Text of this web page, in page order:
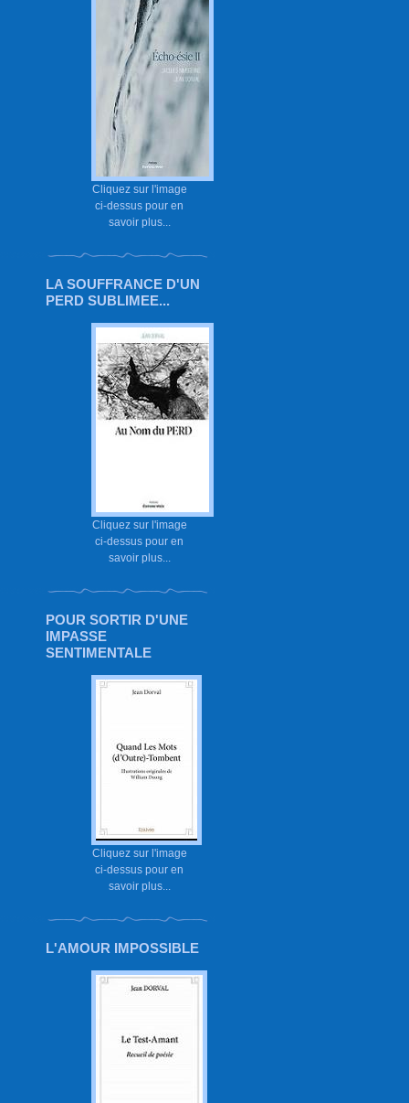
Cliquez sur l'image
ci-dessus pour en
savoir plus...
LA SOUFFRANCE D'UN
PERD SUBLIMEE...
Cliquez sur l'image
ci-dessus pour en
savoir plus...
POUR SORTIR D'UNE
IMPASSE
SENTIMENTALE
Cliquez sur l'image
ci-dessus pour en
savoir plus...
L'AMOUR IMPOSSIBLE